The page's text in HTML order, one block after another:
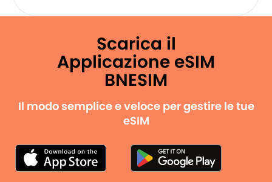
Scarica il
Applicazione eSIM
BNESIM
Il modo semplice e veloce per gestire le tue
eSIM